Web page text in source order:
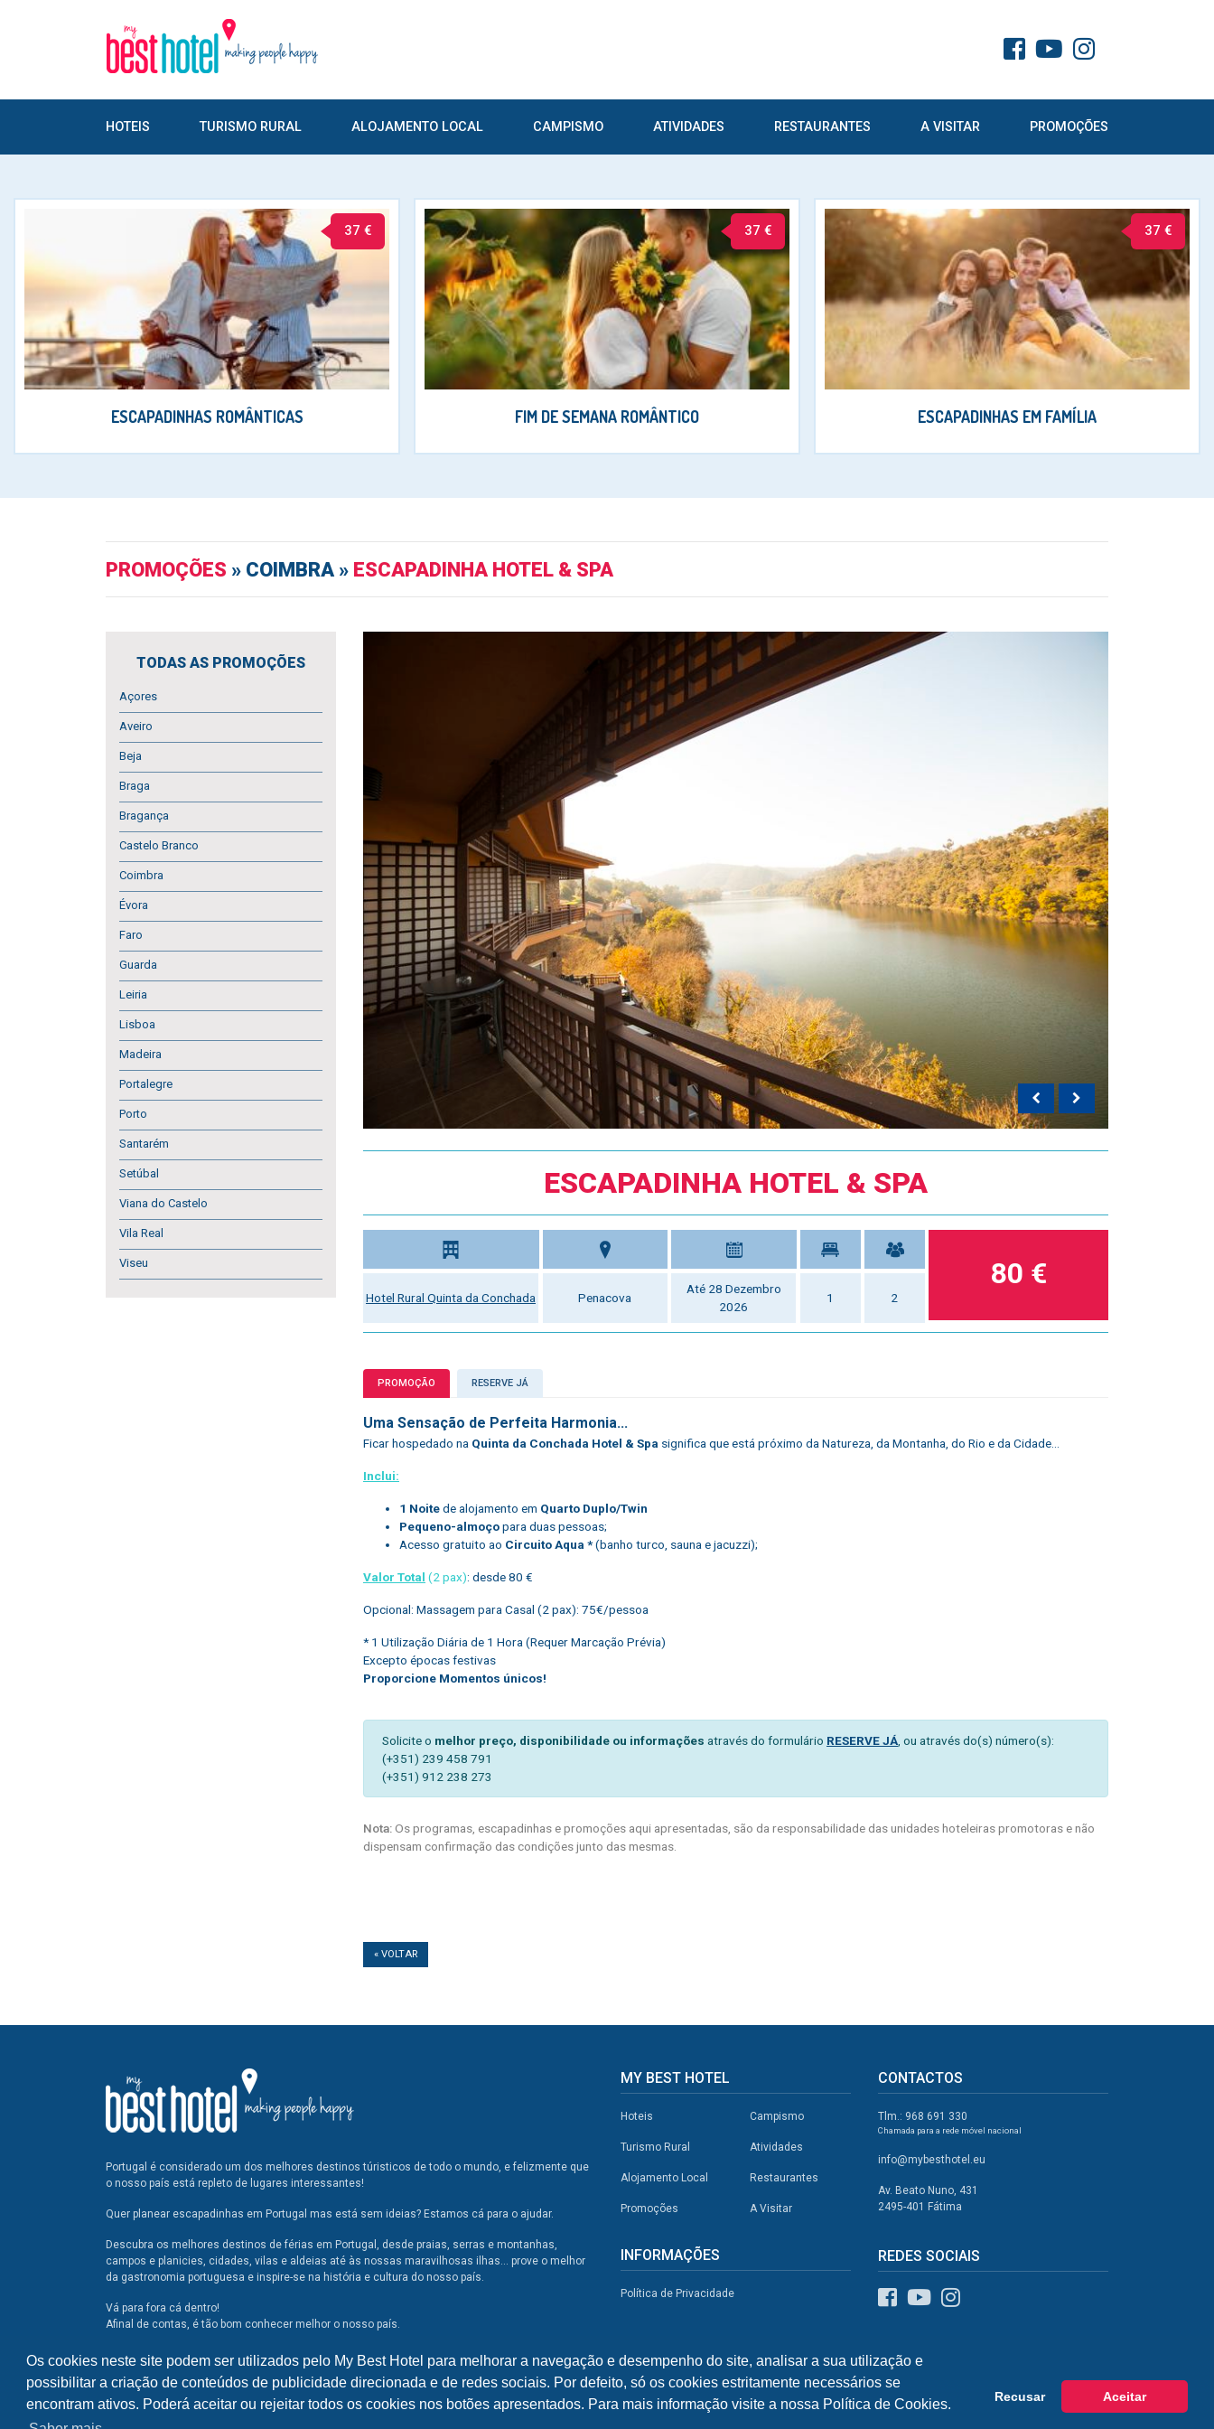
Os cookies neste site podem ser utilizados pelo My Best Hotel para melhorar a navegação e desempenho do site, analisar a sua utilização e
possibilitar a criação de conteúdos de publicidade direcionada e de redes sociais. Por defeito, só os cookies estritamente necessários se
encontram ativos. Poderá aceitar ou rejeitar todos os cookies nos botões apresentados. Para mais informação visite a nossa Política de Cookies.
Recusar Aceitar
HOTEIS TURISMO RURAL ALOJAMENTO LOCAL CAMPISMO ATIVIDADES RESTAURANTES A VISITAR PROMOÇÕES
37 €
ESCAPADINHAS ROMÂNTICAS
37 €
FIM DE SEMANA ROMÂNTICO
37 €
ESCAPADINHAS EM FAMÍLIA
PROMOÇÕES » COIMBRA » ESCAPADINHA HOTEL & SPA
TODAS AS PROMOÇÕES
Açores
Aveiro
Beja
Braga
Bragança
Castelo Branco
Coimbra
Évora
Faro
Guarda
Leiria
Lisboa
Madeira
Portalegre
Porto
Santarém
Setúbal
Viana do Castelo
Vila Real
Viseu
ESCAPADINHA HOTEL & SPA
Hotel Rural Quinta da Conchada Penacova
Até 28 Dezembro
2026
1 2
80 €
PROMOÇÃO RESERVE JÁ
Uma Sensação de Perfeita Harmonia...
Ficar hospedado na Quinta da Conchada Hotel & Spa significa que está próximo da Natureza, da Montanha, do Rio e da Cidade...
Inclui:
1 Noitede alojamento em Quarto Duplo/Twin
Pequeno-almoçopara duas pessoas;
Acesso gratuito ao Circuito Aqua *(banho turco, sauna e jacuzzi);
Valor Total (2 pax): desde 80 €
Opcional: Massagem para Casal (2 pax): 75€/pessoa
* 1 Utilização Diária de 1 Hora (Requer Marcação Prévia)
Excepto épocas festivas
Proporcione Momentos únicos!
Solicite o melhor preço, disponibilidade ou informações através do formulário RESERVE JÁ, ou através do(s) número(s):
(+351) 239 458 791
(+351) 912 238 273
Nota:Os programas, escapadinhas e promoções aqui apresentadas, são da responsabilidade das unidades hoteleiras promotoras e não
dispensam confirmação das condições junto das mesmas.
« VOLTAR
Portugal é considerado um dos melhores destinos túristicos de todo o mundo, e felizmente que
o nosso país está repleto de lugares interessantes!
Quer planear escapadinhas em Portugal mas está sem ideias? Estamos cá para o ajudar.
Descubra os melhores destinos de férias em Portugal, desde praias, serras e montanhas,
campos e planicies, cidades, vilas e aldeias até às nossas maravilhosas ilhas... prove o melhor
da gastronomia portuguesa e inspire-se na história e cultura do nosso país.
Vá para fora cá dentro!
Afinal de contas, é tão bom conhecer melhor o nosso país.
MY BEST HOTEL
Hoteis
Turismo Rural
Alojamento Local
Promoções
Campismo
Atividades
Restaurantes
A Visitar
INFORMAÇÕES
Política de Privacidade
CONTACTOS
Tlm.: 968 691 330
Chamada para a rede móvel nacional
info@mybesthotel.eu
Av. Beato Nuno, 431
2495-401 Fátima
REDES SOCIAIS